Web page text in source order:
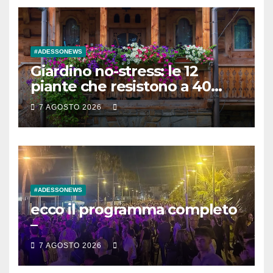
#ADESSONEWS
Giardino no-stress: le 12
piante che resistono a 40
gradi senza acqua (e ti fanno
risparmiare sulla bolletta)
7 AGOSTO 2026
#ADESSONEWS
ecco il programma completo
–
7 AGOSTO 2026